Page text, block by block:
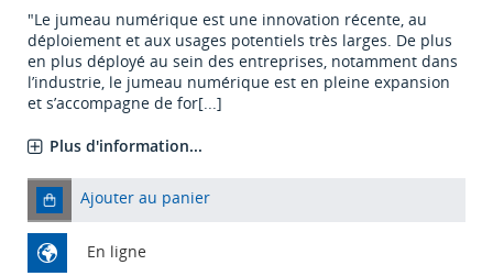
"Le jumeau numérique est une innovation récente, au
déploiement et aux usages potentiels très larges. De plus
en plus déployé au sein des entreprises, notamment dans
l’industrie, le jumeau numérique est en pleine expansion
et s’accompagne de for[...]
Plus d'information...
Ajouter au panier
En ligne